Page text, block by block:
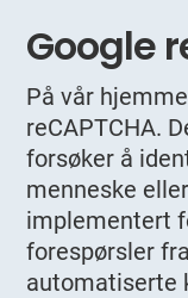
Google
På vår
reCAPTCHA.
forsøker å
menneske
implementert
forespørsler
automatiserte